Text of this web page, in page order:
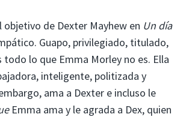
objetivo de Dexter Mayhew en Un día
Guapo, privilegiado, titulado,
lo que Emma Morley no es. Ella
inteligente, politizada y
ama a Dexter e incluso le
Emma ama y le agrada a Dex, quien